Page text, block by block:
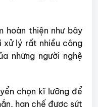
hoàn thiện như bây
xử lý rất nhiều công
những người nghệ
chọn kĩ lưỡng để
hạn chế được sứt